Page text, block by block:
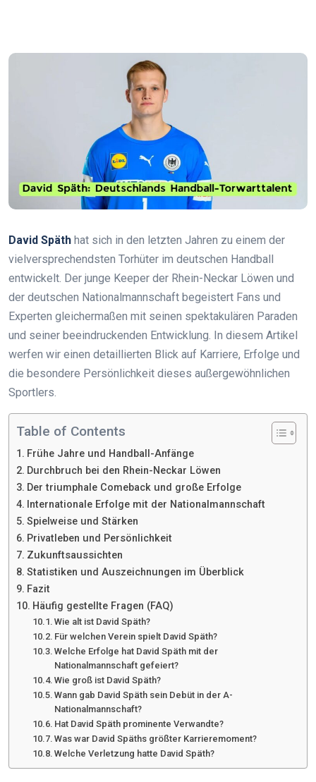
David Späth hat sich in den letzten Jahren zu einem der
vielversprechendsten Torhüter im deutschen Handball
entwickelt. Der junge Keeper der Rhein-Neckar Löwen und
der deutschen Nationalmannschaft begeistert Fans und
Experten gleichermaßen mit seinen spektakulären Paraden
und seiner beeindruckenden Entwicklung. In diesem Artikel
werfen wir einen detaillierten Blick auf Karriere, Erfolge und
die besondere Persönlichkeit dieses außergewöhnlichen
Sportlers.
Table of Contents
Frühe Jahre und Handball-Anfänge
Durchbruch bei den Rhein-Neckar Löwen
Der triumphale Comeback und große Erfolge
Internationale Erfolge mit der Nationalmannschaft
Spielweise und Stärken
Privatleben und Persönlichkeit
Zukunftsaussichten
Statistiken und Auszeichnungen im Überblick
Fazit
Häufig gestellte Fragen (FAQ)
Wie alt ist David Späth?
Für welchen Verein spielt David Späth?
Welche Erfolge hat David Späth mit der
Nationalmannschaft gefeiert?
Wie groß ist David Späth?
Wann gab David Späth sein Debüt in der A-
Nationalmannschaft?
Hat David Späth prominente Verwandte?
Was war David Späths größter Karrieremoment?
Welche Verletzung hatte David Späth?